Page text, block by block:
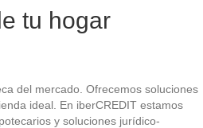
tu hogar
del mercado. Ofrecemos soluciones
ideal. En iberCREDIT estamos
y soluciones jurídico-